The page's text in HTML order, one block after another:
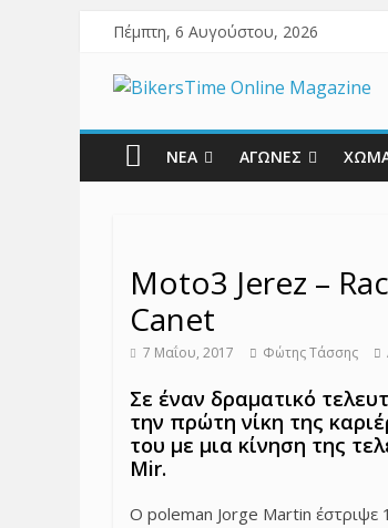
Πέμπτη, 6 Αυγούστου, 2026
ΝΕΑ ΑΓΩΝΕΣ
Moto3 Jerez –
Canet
7 Μαΐου, 2017 Φώτης Τάσσης
Σε έναν δραματικό
την πρώτη νίκη της
του με μια κίνηση της
Mir.
Ο poleman Jorge Martin